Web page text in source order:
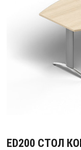
ED200 СТОЛ